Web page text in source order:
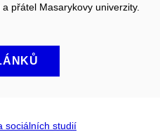
a přátel Masarykovy univerzity.
sociálních studií